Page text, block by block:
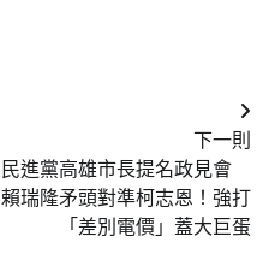
下一則
民進黨高雄市長提名政見會
賴瑞隆矛頭對準柯志恩！強打
「差別電價」蓋大巨蛋